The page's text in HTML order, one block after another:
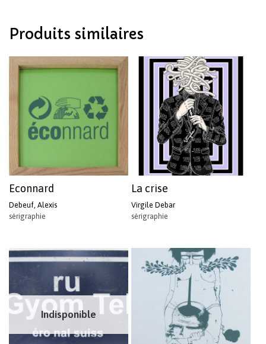
Produits similaires
Econnard
Debeuf, Alexis
sérigraphie
La crise
Virgile Debar
sérigraphie
Indisponible